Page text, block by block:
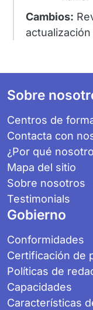
Cambios:
Footer
Sobre
Centros de
Contacta con
¿Por qué
Mapa del sitio
Sobre nosotros
Testimonials
Gobierno
Conformidades
Certificación de
Políticas de
Capacidades
Características